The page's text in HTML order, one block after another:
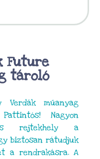
Future
tároló
Verdák műanyag
Nagyon
rejtekhely a
biztosan rátudjuk
a rendrakásra. A